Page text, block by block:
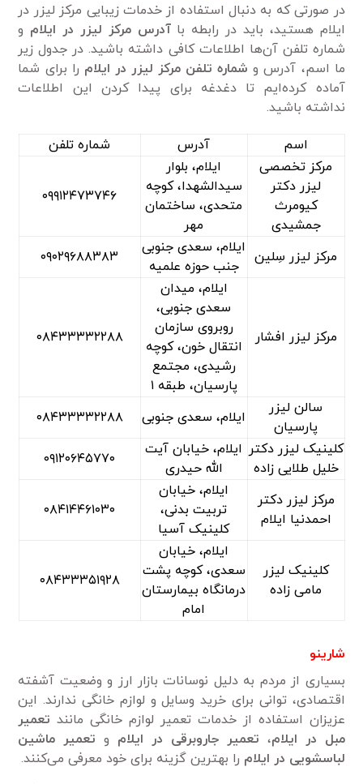
در صورتی که به دنبال استفاده از خدمات زیبایی مرکز لیزر در
ایلام هستید، باید در رابطه باآدرس مرکز لیزر در ایلام و
شماره تلفن آن‌ها اطلاعات کافی داشته باشید. در جدول زیر
ما اسم، آدرس و شماره تلفن مرکز لیزر در ایلام را برای شما
آماده کرده‌ایم تا دغدغه برای پیدا کردن این اطلاعات
نداشته باشید.
اسم آدرس
شماره تلفن
مرکز تخصصی
لیزر دکتر
کیومرث
جمشیدی
ایلام، بلوار
سیدالشهدا، کوچه
متحدی، ساختمان
مهر
۰۹۹۱۲۴۷۳۷۴۶
مرکز لیزر سِلین
ایلام، سعدی جنوبی
جنب حوزه علمیه
۰۹۰۲۹۶۸۸۳۸۳
مرکز لیزر افشار
ایلام، میدان
سعدی جنوبی،
روبروی سازمان
انتقال خون، کوچه
رشیدی، مجتمع
پارسیان، طبقه ۱
۰۸۴۳۳۳۳۲۲۸۸
سالن لیزر
پارسیان
ایلام، سعدی جنوبی
۰۸۴۳۳۳۳۲۲۸۸
کلینیک لیزر دکتر
خلیل طلایی زاده
ایلام، خیابان آیت
الله حیدری
۰۹۱۲۰۶۴۵۷۷۰
مرکز لیزر دکتر
احمدنیا ایلام
ایلام، خیابان
تربیت بدنی،
کلینیک آسیا
۰۸۴۱۴۴۶۱۰۳۰
کلینیک لیزر
مامی زاده
ایلام، خیابان
سعدی، کوچه پشت
درمانگاه بیمارستان
امام
۰۸۴۳۳۳۵۱۹۲۸
شارینو
بسیاری از مردم به دلیل نوسانات بازار ارز و وضعیت آشفته
اقتصادی، توانی برای خرید وسایل و لوازم خانگی ندارند. این
عزیزان استفاده از خدمات تعمیر لوازم خانگی مانند تعمیر
مبل در ایلام، تعمیر جاروبرقی در ایلام و تعمیر ماشین
لباسشویی در ایلام را بهترین گزینه برای خود معرفی می‌کنند.